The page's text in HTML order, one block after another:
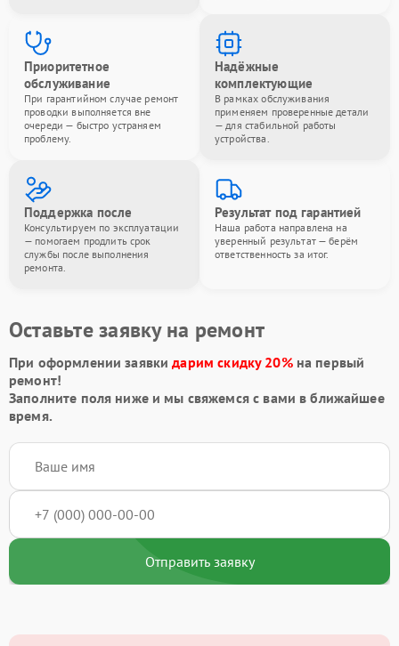
Приоритетное
обслуживание
При гарантийном случае ремонт
проводки выполняется вне
очереди — быстро устраняем
проблему.
Надёжные
комплектующие
В рамках обслуживания
применяем проверенные детали
— для стабильной работы
устройства.
Поддержка после
Консультируем по эксплуатации
— помогаем продлить срок
службы после выполнения
ремонта.
Результат под гарантией
Наша работа направлена на
уверенный результат — берём
ответственность за итог.
Оставьте заявку на ремонт
При оформлении заявкидарим скидку 20%на первый
ремонт!
Заполните поля ниже и мы свяжемся с вами в ближайшее
время.
Отправить заявку